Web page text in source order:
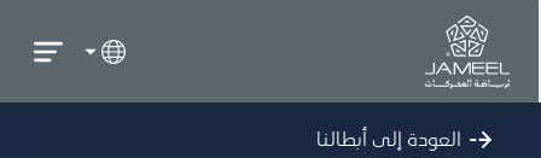
العودة إلى أبطالنا